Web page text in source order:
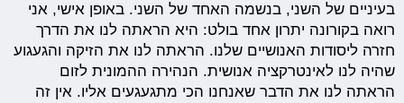
בעיניים של השני, בנשמה האחד של השני. באופן אישי, אני
רואה בקורונה יתרון אחד בולט: היא הראתה לנו את הדרך
חזרה ליסודות האנושיים שלנו. הראתה לנו את הזיקה והגעגוע
שהיה לנו לאינטרקציה אנושית. הנהירה ההמונית לזום
הראתה לנו את הדבר שאנחנו הכי מתגעגעים אליו. אין זה